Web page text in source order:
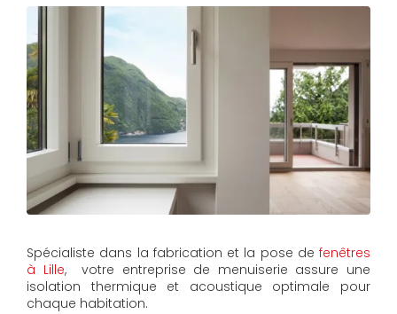
Spécialiste dans la fabrication et la pose de fenêtres
à Lille, votre entreprise de menuiserie assure une
isolation thermique et acoustique optimale pour
chaque habitation.